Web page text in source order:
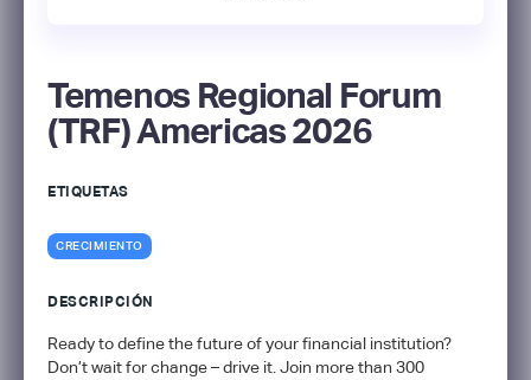
Temenos Regional Forum
(TRF) Americas 2026
ETIQUETAS
CRECIMIENTO
DESCRIPCIÓN
Ready to define the future of your financial institution?
Don’t wait for change – drive it. Join more than 300